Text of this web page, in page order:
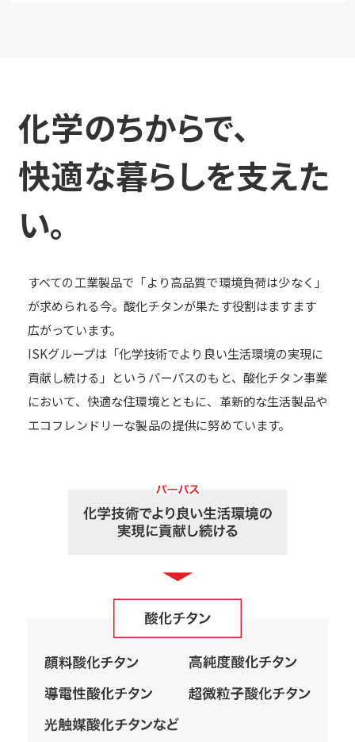
化学のちからで、
快適な暮らしを支えた
い。
すべての工業製品で「より高品質で環境負荷は少なく」
が求められる今。酸化チタンが果たす役割はますます
広がっています。
ISKグループは「化学技術でより良い生活環境の実現に
貢献し続ける」というパーパスのもと、酸化チタン事業
において、快適な住環境とともに、革新的な生活製品や
エコフレンドリーな製品の提供に努めています。